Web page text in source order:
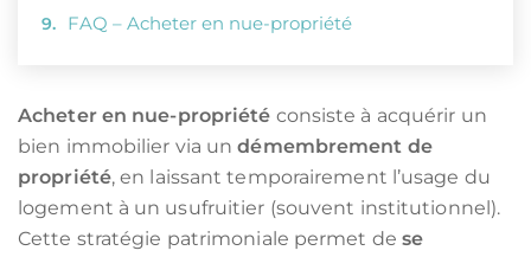
FAQ – Acheter en nue-propriété
Acheter en nue-propriété consiste à acquérir un
bien immobilier via undémembrement de
propriété, en laissant temporairement l’usage du
logement à un usufruitier (souvent institutionnel).
Cette stratégie patrimoniale permet de se